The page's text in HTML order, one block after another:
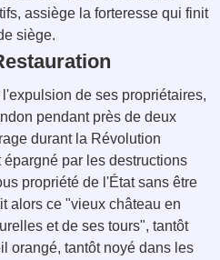
assiège la forteresse qui finit
siège.
de ses propriétaires,
pendant près de deux
durant la Révolution
par les destructions
propriété de l'État sans être
alors ce "vieux château en
et de ses tours", tantôt
orangé, tantôt noyé dans les